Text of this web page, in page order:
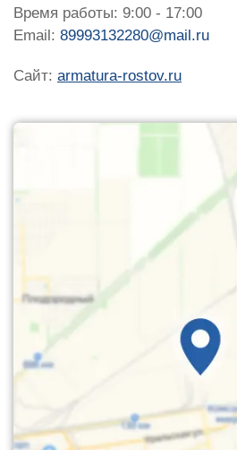
Время работы: 9:00 - 17:00
Email: 89993132280@mail.ru
Сайт: armatura-rostov.ru